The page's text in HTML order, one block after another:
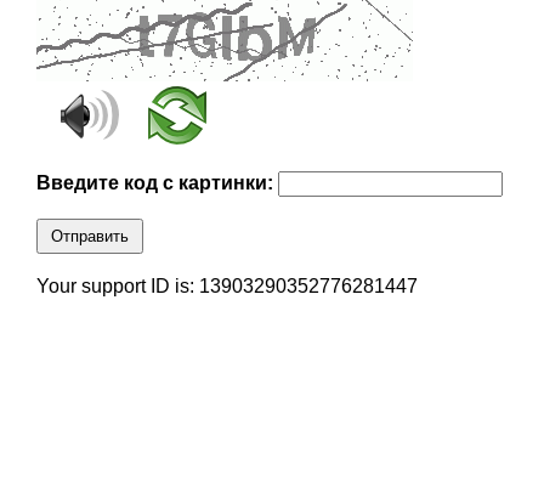
Введите код с картинки:
Отправить
Your support ID is: 13903290352776281447